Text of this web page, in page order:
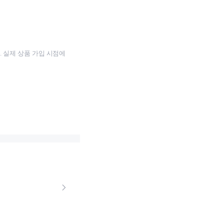
제 상품 가입 시점에